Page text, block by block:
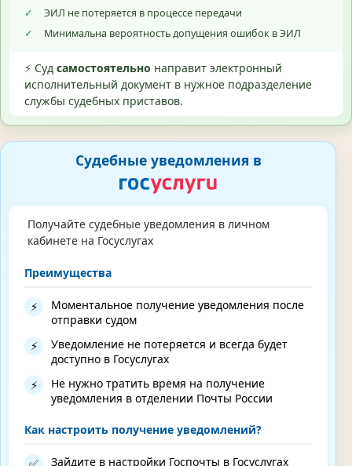
✓
ЭИЛ не потеряется в процессе передачи
✓
Минимальна вероятность допущения ошибок в ЭИЛ
⚡ Суд самостоятельно направит электронный
исполнительный документ в нужное подразделение
службы судебных приставов.
Судебные уведомления в
Получайте судебные уведомления в личном
кабинете на Госуслугах
Преимущества
⚡
Моментальное получение уведомления после
отправки судом
⚡
Уведомление не потеряется и всегда будет
доступно в Госуслугах
⚡
Не нужно тратить время на получение
уведомления в отделении Почты России
Как настроить получение уведомлений?
Зайдите в настройки Госпочты в Госуслугах